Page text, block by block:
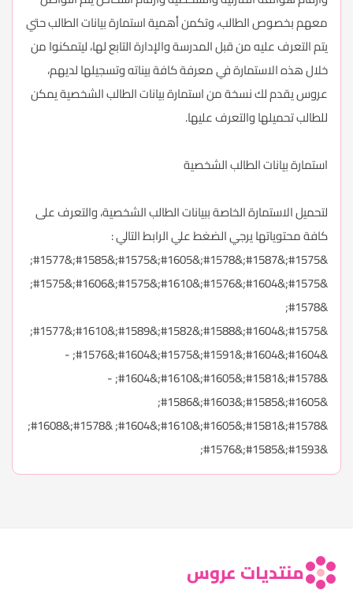
معهم بخصوص الطالب، وتكمن أهمية استمارة بيانات الطالب حتي
يتم التعرف عليه من قبل المدرسة والإدارة التابع لها، ليتمكنوا من
خلال هذه الاستمارة في معرفة كافة بيناته وتسجيلها لديهم،
عروس يقدم لك نسخة من استمارة بيانات الطالب الشخصية يمكن
للطالب تحميلها والتعرف عليها.
استمارة بيانات الطالب الشخصية
لتحميل الاستمارة الخاصة ببيانات الطالب الشخصية، والتعرف على
كافة محتوياتها يرجي الضغط علي الرابط التالي :
&#1575;&#1587;&#1578;&#1605;&#1575;&#1585;&#1577;
&#1575;&#1604;&#1576;&#1610;&#1575;&#1606;&#1575;
&#1578;
&#1575;&#1604;&#1588;&#1582;&#1589;&#1610;&#1577;
&#1604;&#1604;&#1591;&#1575;&#1604;&#1576; -
&#1578;&#1581;&#1605;&#1610;&#1604; -
&#1605;&#1585;&#1603;&#1586;
&#1578;&#1581;&#1605;&#1610;&#1604; &#1578;&#1608;
&#1593;&#1585;&#1576;
منتديات عروس